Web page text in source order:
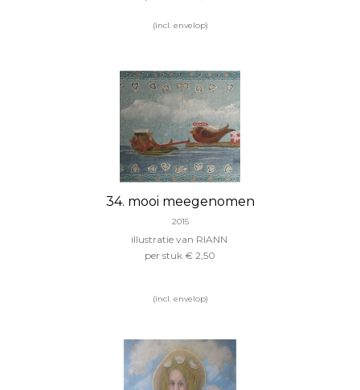
(incl. envelop)
34. mooi meegenomen
2015
illustratie van RIANN
per stuk € 2,50
(incl. envelop)